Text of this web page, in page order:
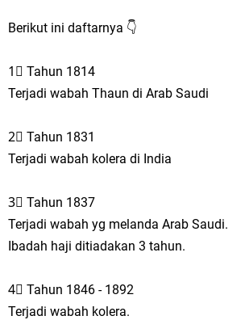
Berikut ini daftarnya 👇
1⃣ Tahun 1814
Terjadi wabah Thaun di Arab Saudi
2⃣ Tahun 1831
Terjadi wabah kolera di India
3⃣ Tahun 1837
Terjadi wabah yg melanda Arab Saudi.
Ibadah haji ditiadakan 3 tahun.
4⃣ Tahun 1846 - 1892
Terjadi wabah kolera.